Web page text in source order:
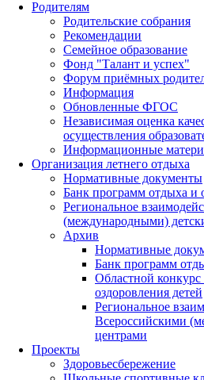
Родителям
Родительские собрания
Рекомендации
Семейное образование
Фонд "Талант и успех"
Форум приёмных
Информация
Обновленные ФГОС
Независимая оценка
осуществления
Информационные
Организация летнего отдыха
Нормативные документы
Банк программ отдыха и
Региональное
(международными)
Архив
Нормативные
Банк программ
Областной
оздоровления детей
Региональное
Всероссийскими
центрами
Проекты
Здоровьесбережение